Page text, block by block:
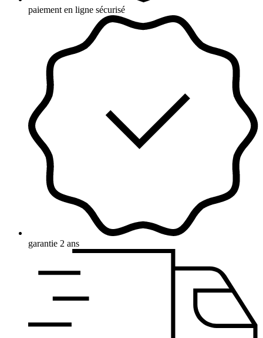
paiement en ligne sécurisé
garantie 2 ans